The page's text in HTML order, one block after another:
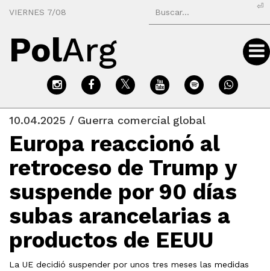
VIERNES 7/08
⏎
PolArg
10.04.2025 / Guerra comercial global
Europa reaccionó al
retroceso de Trump y
suspende por 90 días
subas arancelarias a
productos de EEUU
La UE decidió suspender por unos tres meses las medidas